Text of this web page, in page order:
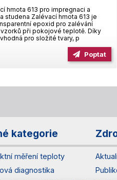
hmota 613 pro impregnaci a
studena Zalévací hmota 613 je
epoxid pro zalévání
při pokojové teplotě. Díky
pro složité tvary, p
Poptat
kategorie
měření teploty
diagnostika